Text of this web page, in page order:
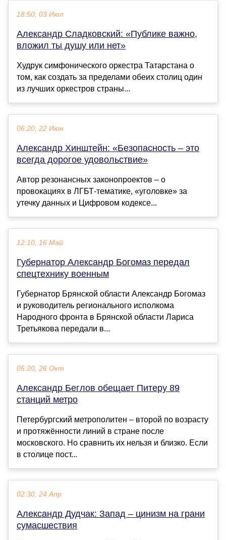
18:50, 03 Июл
Александр Сладковский: «Публике важно,
вложил ты душу или нет»
Худрук симфонического оркестра Татарстана о
том, как создать за пределами обеих столиц один
из лучших оркестров страны...
06:20, 22 Июн
Александр Хинштейн: «Безопасность – это
всегда дорогое удовольствие»
Автор резонансных законопроектов – о
провокациях в ЛГБТ-тематике, «уголовке» за
утечку данных и Цифровом кодексе...
12:10, 16 Май
Губернатор Александр Богомаз передал
спецтехнику военным
Губернатор Брянской области Александр Богомаз
и руководитель регионального исполкома
Народного фронта в Брянской области Лариса
Третьякова передали в...
05:20, 26 Окт
Александр Беглов обещает Питеру 89
станций метро
Петербургский метрополитен – второй по возрасту
и протяжённости линий в стране после
московского. Но сравнить их нельзя и близко. Если
в столице пост...
02:30, 24 Апр
Александр Дудчак: Запад – цинизм на грани
сумасшествия